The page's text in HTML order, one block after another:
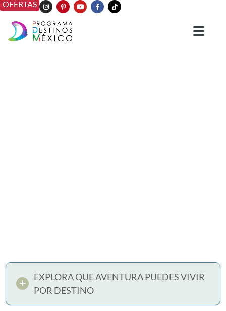
OFERTAS
EXPLORA QUE AVENTURA PUEDES VIVIR
POR DESTINO